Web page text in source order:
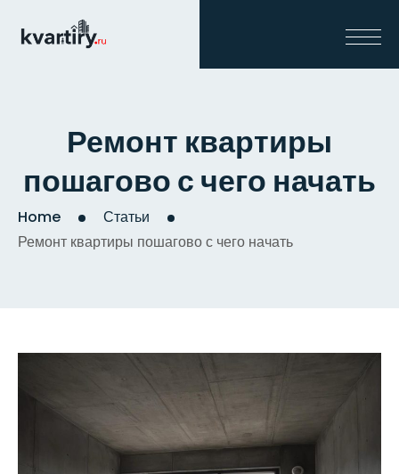
Ремонт квартиры
пошагово с чего начать
Home
Статьи
Ремонт квартиры пошагово с чего начать